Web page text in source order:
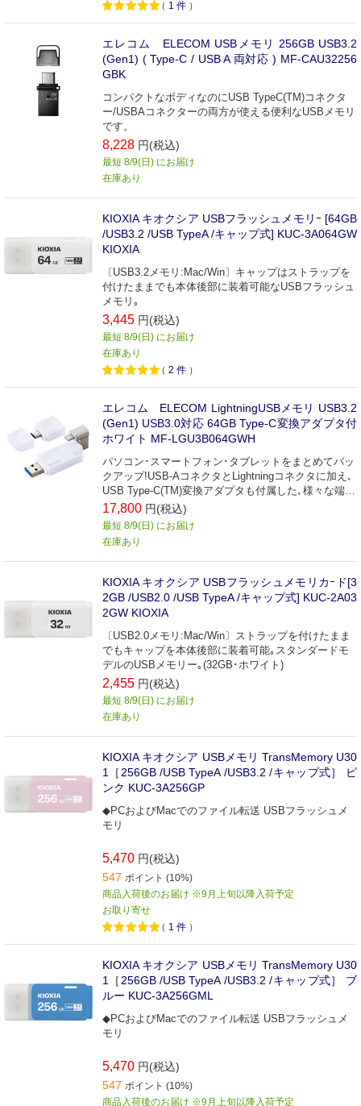
（ 1 件 ）
エレコム ELECOM USBメモリ 256GB USB3.2
(Gen1) ( Type-C / USB A 両対応 ) MF-CAU32256
GBK
コンパクトなボディなのにUSB TypeC(TM)コネクタ
ー/USBAコネクターの両方が使える便利なUSBメモリ
です。
8,228 円(税込)
最短 8/9(日) にお届け
在庫あり
KIOXIA キオクシア USBフラッシュメモリｰ [64GB
/USB3.2 /USB TypeA /キャップ式] KUC-3A064GW
KIOXIA
〔USB3.2メモリ:Mac/Win〕キャップはストラップを
付けたままでも本体後部に装着可能なUSBフラッシュ
メモリ｡
3,445 円(税込)
最短 8/9(日) にお届け
在庫あり
（ 2 件 ）
エレコム ELECOM LightningUSBメモリ USB3.2
(Gen1) USB3.0対応 64GB Type-C変換アダプタ付
ホワイト MF-LGU3B064GWH
パソコン･スマートフォン･タブレットをまとめてバッ
クアップ!USB-AコネクタとLightningコネクタに加え､
USB Type-C(TM)変換アダプタも付属した､様々な端末
でマルチに使えるUSB3.2(Gen1)メモリ｡
17,800 円(税込)
最短 8/9(日) にお届け
在庫あり
KIOXIA キオクシア USBフラッシュメモリカｰド[3
2GB /USB2.0 /USB TypeA /キャップ式] KUC-2A03
2GW KIOXIA
〔USB2.0メモリ:Mac/Win〕ストラップを付けたまま
でもキャップを本体後部に装着可能｡スタンダードモ
デルのUSBメモリー｡(32GB･ホワイト)
2,455 円(税込)
最短 8/9(日) にお届け
在庫あり
KIOXIA キオクシア USBメモリ TransMemory U30
1［256GB /USB TypeA /USB3.2 /キャップ式］ ピ
ンク KUC-3A256GP
◆PCおよびMacでのファイル転送 USBフラッシュメ
モリ
5,470 円(税込)
547 ポイント (10%)
商品入荷後のお届け ※9月上旬以降入荷予定
お取り寄せ
（ 1 件 ）
KIOXIA キオクシア USBメモリ TransMemory U30
1［256GB /USB TypeA /USB3.2 /キャップ式］ ブ
ルー KUC-3A256GML
◆PCおよびMacでのファイル転送 USBフラッシュメ
モリ
5,470 円(税込)
547 ポイント (10%)
商品入荷後のお届け ※9月上旬以降入荷予定